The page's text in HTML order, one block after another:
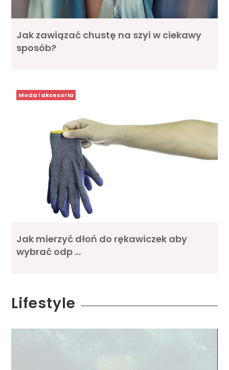
Jak zawiązać chustę na szyi w ciekawy
sposób?
Moda i akcesoria
Jak mierzyć dłoń do rękawiczek aby
wybrać odp …
Lifestyle